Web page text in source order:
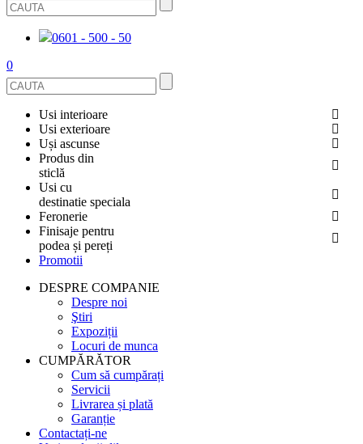
0601 - 500 - 50
0
Usi interioare
FURNIRUITE
SMALT
DIN LEMN DE PIN
DIN LEMN DE ARIN
LICHIDARE DE STOC
TOATE USILE
Usi exterioare
USI METALICE
PENTRU APARTAMENT
PENTRU CASA
Uși ascunse
OGLINDIT
GRESIE PORȚELANATĂ
Produs din
sticlă
BALUSTRADE ȘI TREPTE
CABINE DE DUȘ ȘI PEREȚI DESPĂRȚITORI
PEREȚI DESPĂRȚITORI
UȘI
Usi cu
destinatie speciala
USI ANTIFOC (ANTIINCENDIU)
Feronerie
ACCESORII
ÎNCHUETORI
LIMITATOARE
MINERE PENTRU UȘI
SISTEM DE GLISARE
Finisaje pentru
podea și pereți
PANOURI PENTRU PEREȚI
Promotii
DESPRE COMPANIE
Despre noi
Ştiri
Expoziții
Locuri de munca
CUMPĂRĂTOR
Cum să cumpărați
Servicii
Livrarea și plată
Garanție
Contactați-ne